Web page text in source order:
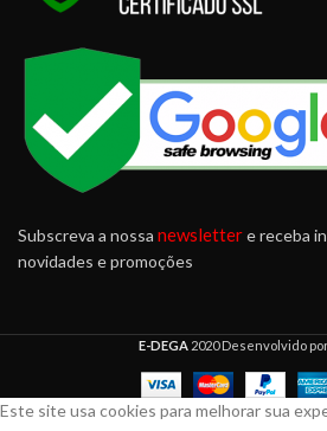
Subscreva a nossa newslettere receba
novidades e promoções
E-DEGA 2020 Desenvolvido
Este site usa cookies para melhorar sua